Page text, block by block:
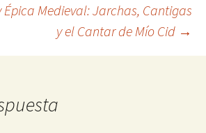
Medieval: Jarchas, Cantigas
y el Cantar de Mío Cid →